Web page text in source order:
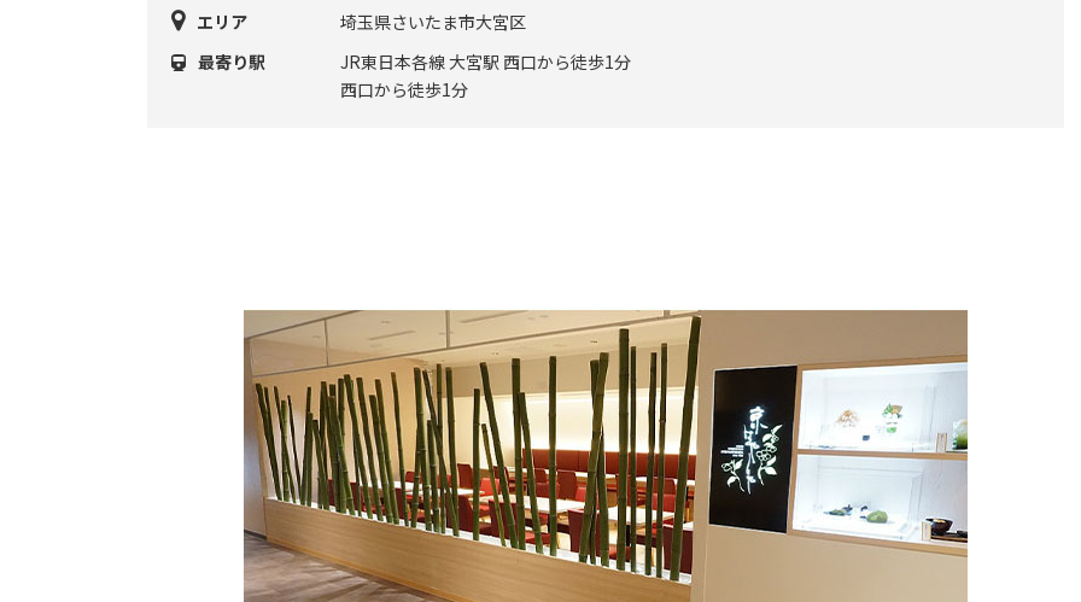
エリア
埼玉県さいたま市大宮区
最寄り駅
JR東日本各線 大宮駅 西口から徒歩1分
西口から徒歩1分